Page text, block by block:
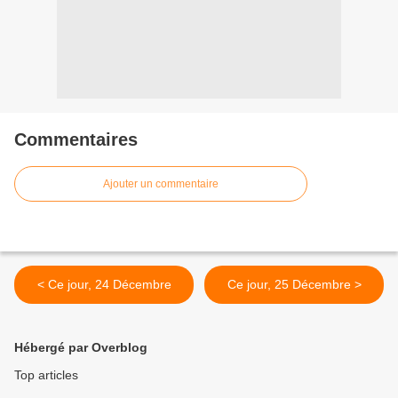
Commentaires
Ajouter un commentaire
< Ce jour, 24 Décembre Ce jour, 25 Décembre >
Hébergé par Overblog
Top articles